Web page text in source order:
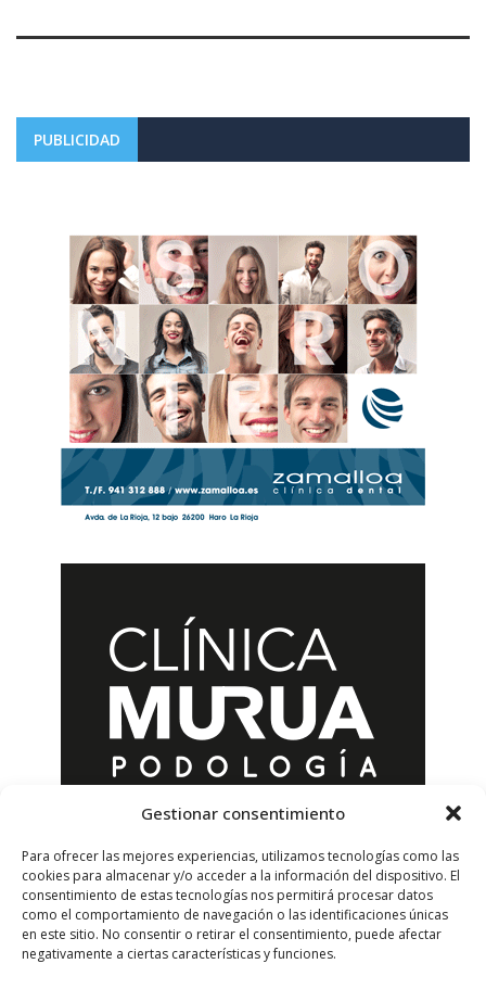
Gestionar consentimiento
Para ofrecer las mejores experiencias, utilizamos tecnologías como las
cookies para almacenar y/o acceder a la información del dispositivo. El
consentimiento de estas tecnologías nos permitirá procesar datos
como el comportamiento de navegación o las identificaciones únicas
en este sitio. No consentir o retirar el consentimiento, puede afectar
negativamente a ciertas características y funciones.
PUBLICIDAD
PUBLICIDAD